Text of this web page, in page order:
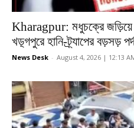
Kharagpur: মধুচক্রে জড়িয়ে
খড়্গপুরে হানি-ট্র্যাপের বড়সড়
News Desk - August 4, 2026 | 12:13